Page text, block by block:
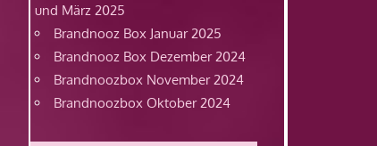
und März 2025
Brandnooz Box Januar 2025
Brandnooz Box Dezember 2024
Brandnoozbox November 2024
Brandnoozbox Oktober 2024